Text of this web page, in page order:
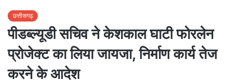
छत्तीसगढ़
पीडब्ल्यूडी सचिव ने केशकाल घाटी फोरलेन
प्रोजेक्ट का लिया जायजा, निर्माण कार्य तेज
करने के आदेश